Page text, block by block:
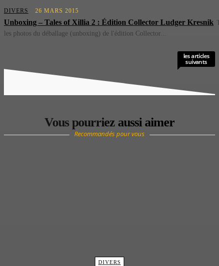
DIVERS 26 MARS 2015
Unboxing – Tales of Xillia 2 : Édition Collector Ludger Kresnik
les photos du déballage (unboxing) de l'édition Collector...
Vous pourriez aussi aimer
les articles
suivants
Recommandés pour vous
DIVERS